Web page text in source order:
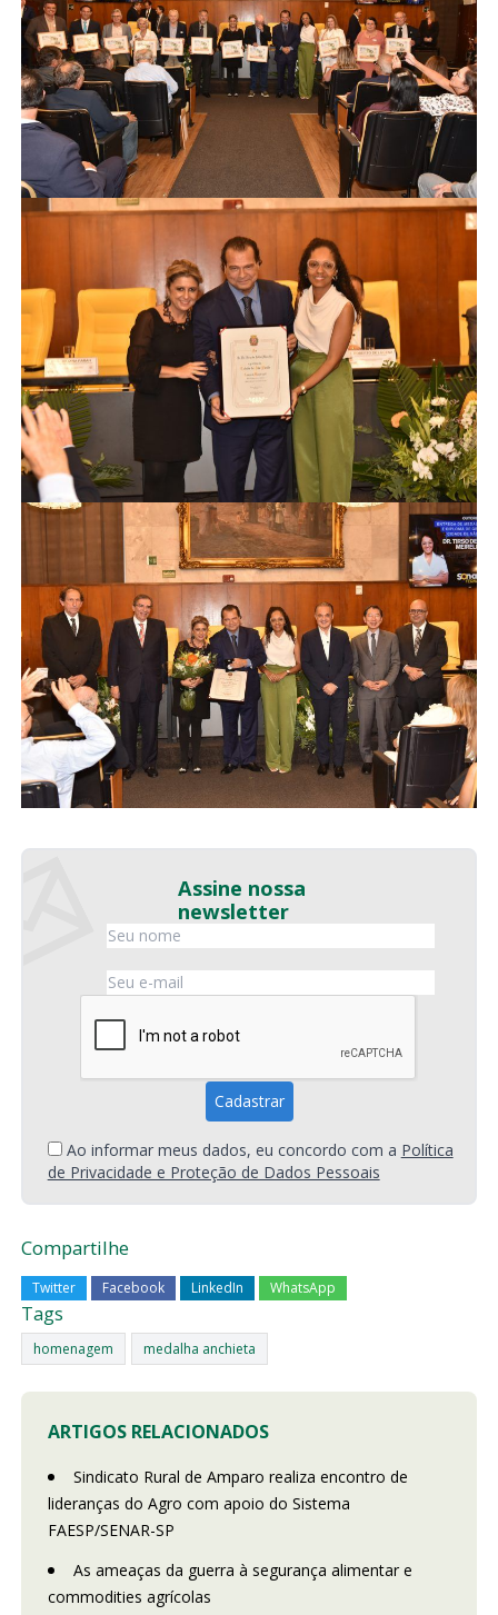
Assine nossa
newsletter
Ao informar meus dados, eu concordo com a Política
de Privacidade e Proteção de Dados Pessoais
Compartilhe
Twitter Facebook LinkedIn WhatsApp
Tags
homenagem medalha anchieta
ARTIGOS RELACIONADOS
Sindicato Rural de Amparo realiza encontro de
lideranças do Agro com apoio do Sistema
FAESP/SENAR-SP
As ameaças da guerra à segurança alimentar e
commodities agrícolas